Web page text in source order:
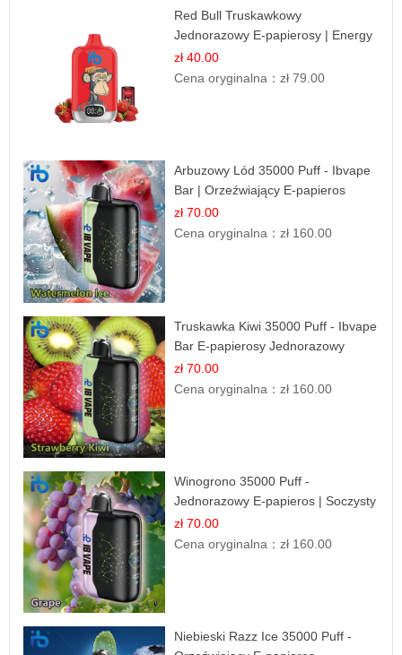
Red Bull Truskawkowy
Jednorazowy E-papierosy | Energy
Drink Smak
zł 40.00
Cena oryginalna：zł 79.00
Arbuzowy Lód 35000 Puff - Ibvape
Bar | Orzeźwiający E-papieros
Jednorazowy
zł 70.00
Cena oryginalna：zł 160.00
Truskawka Kiwi 35000 Puff - Ibvape
Bar E-papierosy Jednorazowy
zł 70.00
Cena oryginalna：zł 160.00
Winogrono 35000 Puff -
Jednorazowy E-papieros | Soczysty
Smak Winogron
zł 70.00
Cena oryginalna：zł 160.00
Niebieski Razz Ice 35000 Puff -